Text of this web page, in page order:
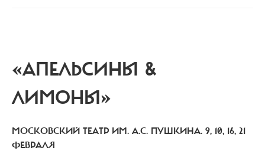
«АПЕЛЬСИНЫ &
ЛИМОНЫ»
МОСКОВСКИЙ ТЕАТР ИМ. А.С. ПУШКИНА. 9, 10, 16, 21
ФЕВРАЛЯ